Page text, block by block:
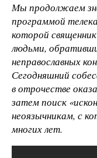
Мы продолжаем
программой
которой
людьми,
неправославных
Сегодняшний
в отрочестве
затем поиск
неоязычникам, с
многих лет.